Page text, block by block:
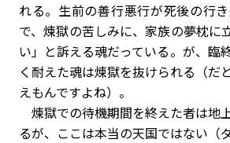
れる。生前の善行悪行が死後の行
で、煉獄の苦しみに、家族の夢枕に
い」と訴える魂だっている。が、臨
く耐えた魂は煉獄を抜けられる（だ
えもんですよね）。
煉獄での待機期間を終えた者は地
るが、ここは本当の天国ではない（